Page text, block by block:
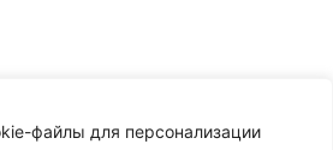
файлы для персонализации